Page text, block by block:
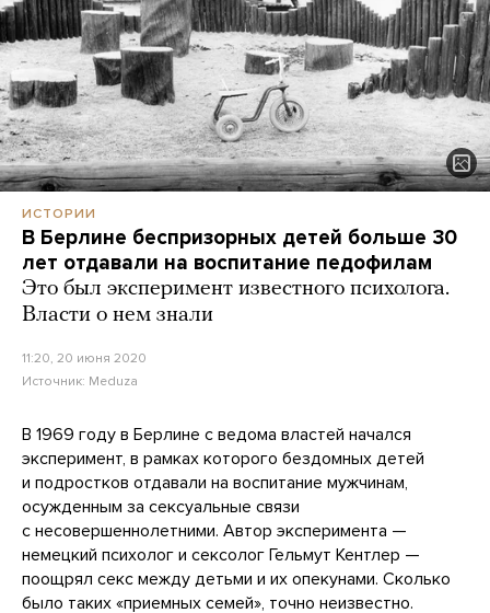
ИСТОРИИ
В Берлине беспризорных детей больше 30
лет отдавали на воспитание педофилам
Это был эксперимент известного психолога.
Власти о нем знали
11:20, 20 июня 2020
Источник: Meduza
В 1969 году в Берлине с ведома властей начался
эксперимент, в рамках которого бездомных детей
и подростков отдавали на воспитание мужчинам,
осужденным за сексуальные связи
с несовершеннолетними. Автор эксперимента —
немецкий психолог и сексолог Гельмут Кентлер —
поощрял секс между детьми и их опекунами. Сколько
было таких «приемных семей», точно неизвестно.